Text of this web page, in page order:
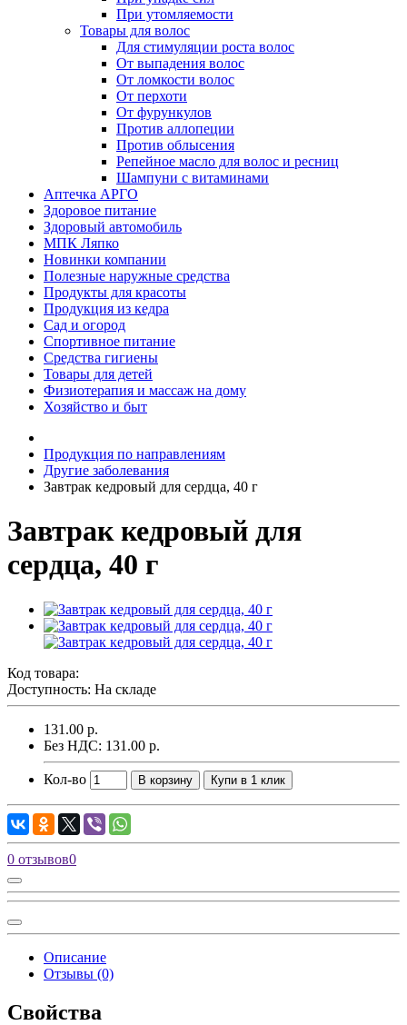
При утомляемости
Товары для волос
Для стимуляции роста волос
От выпадения волос
От ломкости волос
От перхоти
От фурункулов
Против аллопеции
Против облысения
Репейное масло для волос и ресниц
Шампуни с витаминами
Аптечка АРГО
Здоровое питание
Здоровый автомобиль
МПК Ляпко
Новинки компании
Полезные наружные средства
Продукты для красоты
Продукция из кедра
Сад и огород
Спортивное питание
Средства гигиены
Товары для детей
Физиотерапия и массаж на дому
Хозяйство и быт
Продукция по направлениям
Другие заболевания
Завтрак кедровый для сердца, 40 г
Завтрак кедровый для
сердца, 40 г
Код товара:
Доступность: На складе
131.00 р.
Без НДС: 131.00 р.
Кол-во В корзину Купи в 1 клик
0 отзывов0
Описание
Отзывы (0)
Свойства